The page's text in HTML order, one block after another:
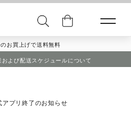
お買上げで送料無料
よび配送スケジュールについて
アプリ終了のお知らせ